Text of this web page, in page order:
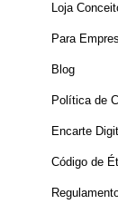
Loja
Para
Blog
Política de
Encarte
Código de